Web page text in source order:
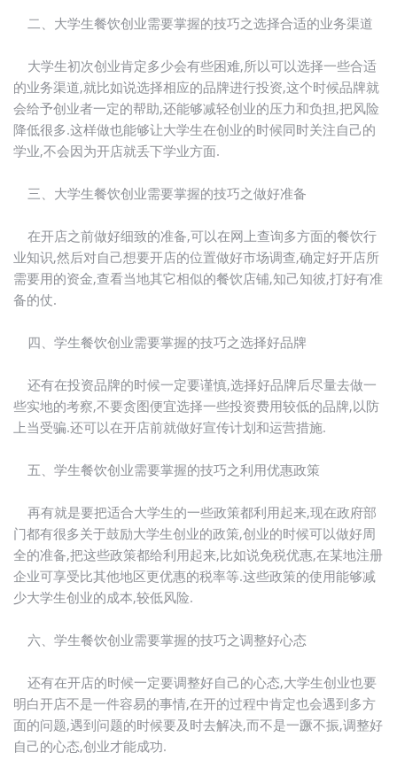
二、大学生餐饮创业需要掌握的技巧之选择合适的业务渠道
大学生初次创业肯定多少会有些困难,所以可以选择一些合适
的业务渠道,就比如说选择相应的品牌进行投资,这个时候品牌就
会给予创业者一定的帮助,还能够减轻创业的压力和负担,把风险
降低很多.这样做也能够让大学生在创业的时候同时关注自己的
学业,不会因为开店就丢下学业方面.
三、大学生餐饮创业需要掌握的技巧之做好准备
在开店之前做好细致的准备,可以在网上查询多方面的餐饮行
业知识,然后对自己想要开店的位置做好市场调查,确定好开店所
需要用的资金,查看当地其它相似的餐饮店铺,知己知彼,打好有准
备的仗.
四、学生餐饮创业需要掌握的技巧之选择好品牌
还有在投资品牌的时候一定要谨慎,选择好品牌后尽量去做一
些实地的考察,不要贪图便宜选择一些投资费用较低的品牌,以防
上当受骗.还可以在开店前就做好宣传计划和运营措施.
五、学生餐饮创业需要掌握的技巧之利用优惠政策
再有就是要把适合大学生的一些政策都利用起来,现在政府部
门都有很多关于鼓励大学生创业的政策,创业的时候可以做好周
全的准备,把这些政策都给利用起来,比如说免税优惠,在某地注册
企业可享受比其他地区更优惠的税率等.这些政策的使用能够减
少大学生创业的成本,较低风险.
六、学生餐饮创业需要掌握的技巧之调整好心态
还有在开店的时候一定要调整好自己的心态,大学生创业也要
明白开店不是一件容易的事情,在开的过程中肯定也会遇到多方
面的问题,遇到问题的时候要及时去解决,而不是一蹶不振,调整好
自己的心态,创业才能成功.